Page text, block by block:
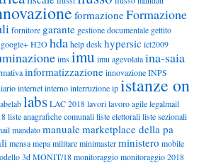
formazioneFormazione
fornitore garante gestione documentale gettito
google+H2Ohdahelp deskhypersic ict2009
imsimu imu agevolataina-saia
informatizzazioneinnovazioneINPS
internetinternointerruzioneipistanze on
labsLAC 2018lavorilavoro agilelegalmail
liste anagrafiche comunaliliste elettoraliliste sezionali
mandatomanualemarketplace della pa
mensamepamilitareminimasterministero mobile
3dMONIT/18monitoraggiomonitoraggio 2018